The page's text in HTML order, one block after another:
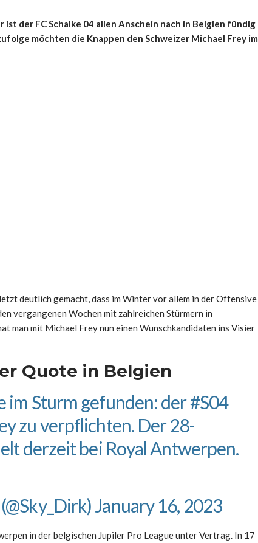
ist der FC Schalke 04 allen Anschein nach in Belgien fündig
möchten die Knappen den Schweizer Michael Frey im
deutlich gemacht, dass im Winter vor allem in der Offensive
vergangenen Wochen mit zahlreichen Stürmern in
man mit Michael Frey nun einen Wunschkandidaten ins Visier
Quote in Belgien
im Sturm gefunden: der#S04
zu verpflichten. Der 28-
derzeit bei Royal Antwerpen.
January 16, 2023
in der belgischen Jupiler Pro League unter Vertrag. In 17